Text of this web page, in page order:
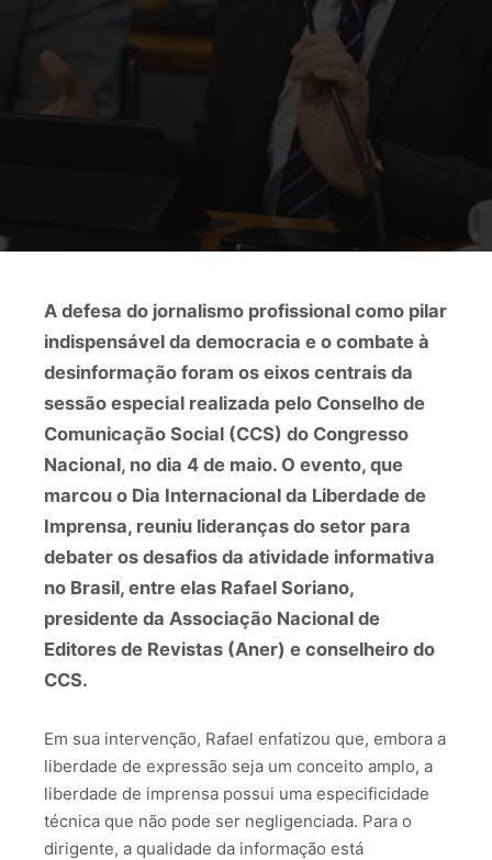
A defesa do jornalismo profissional como pilar
indispensável da democracia e o combate à
desinformação foram os eixos centrais da
sessão especial realizada pelo Conselho de
Comunicação Social (CCS) do Congresso
Nacional, no dia 4 de maio. O evento, que
marcou o Dia Internacional da Liberdade de
Imprensa, reuniu lideranças do setor para
debater os desafios da atividade informativa
no Brasil, entre elas Rafael Soriano,
presidente da Associação Nacional de
Editores de Revistas (Aner) e conselheiro do
CCS.
Em sua intervenção, Rafael enfatizou que, embora a
liberdade de expressão seja um conceito amplo, a
liberdade de imprensa possui uma especificidade
técnica que não pode ser negligenciada. Para o
dirigente, a qualidade da informação está